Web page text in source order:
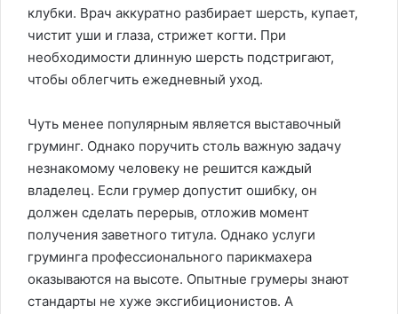
клубки. Врач аккуратно разбирает шерсть, купает,
чистит уши и глаза, стрижет когти. При
необходимости длинную шерсть подстригают,
чтобы облегчить ежедневный уход.
Чуть менее популярным является выставочный
груминг. Однако поручить столь важную задачу
незнакомому человеку не решится каждый
владелец. Если грумер допустит ошибку, он
должен сделать перерыв, отложив момент
получения заветного титула. Однако услуги
груминга профессионального парикмахера
оказываются на высоте. Опытные грумеры знают
стандарты не хуже эксгибиционистов. А